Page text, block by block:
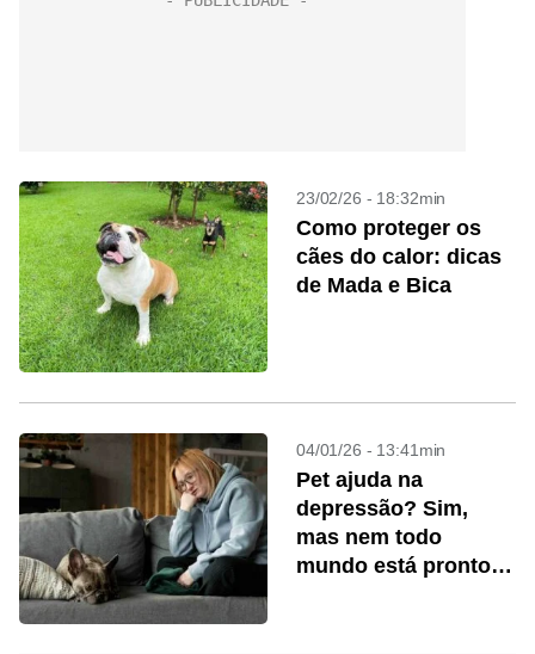
23/02/26 - 18:32min
Como proteger os
cães do calor: dicas
de Mada e Bica
04/01/26 - 13:41min
Pet ajuda na
depressão? Sim,
mas nem todo
mundo está pronto